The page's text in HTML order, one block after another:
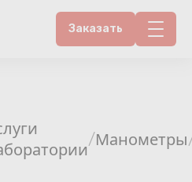
Заказать
/Манометры